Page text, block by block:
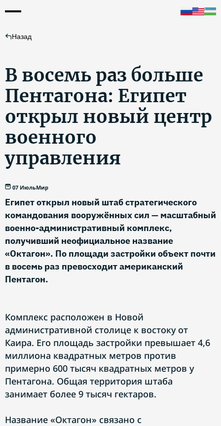
Назад
В восемь раз больше
Пентагона: Египет
открыл новый центр
военного
управления
07 ИюльМир
Египет открыл новый штаб стратегического
командования вооружённых сил — масштабный
военно-административный комплекс,
получивший неофициальное название
«Октагон». По площади застройки объект почти
в восемь раз превосходит американский
Пентагон.
Комплекс расположен в Новой
административной столице к востоку от
Каира. Его площадь застройки превышает 4,6
миллиона квадратных метров против
примерно 600 тысяч квадратных метров у
Пентагона. Общая территория штаба
занимает более 9 тысяч гектаров.
Название «Октагон» связано с